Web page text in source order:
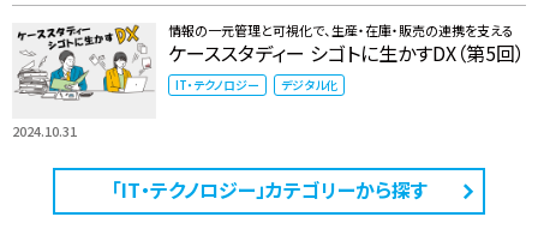
2024.10.31
情報の一元管理と可視化で、生産・在庫・販売の連携を支える
ケーススタディー シゴトに生かすDX（第5回）
IT・テクノロジー デジタル化
「IT・テクノロジー」カテゴリーから探す